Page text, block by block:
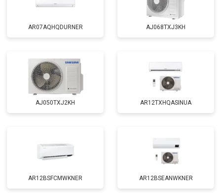
AR07AQHQDURNER AJ068TXJ3KH
AJ050TXJ2KH AR12TXHQASINUA
AR12BSFCMWKNER AR12BSEANWKNER